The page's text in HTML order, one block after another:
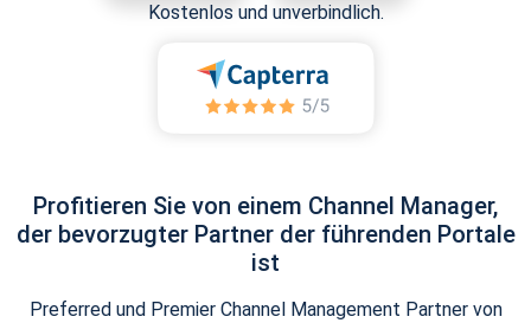
Kostenlos und unverbindlich.
Profitieren Sie von einem Channel Manager,
der bevorzugter Partner der führenden Portale
ist
Preferred und Premier Channel Management Partner von